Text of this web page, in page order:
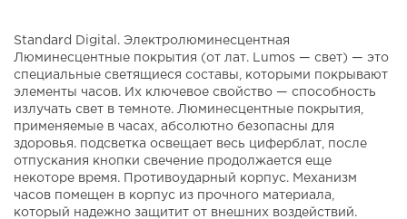
Standard Digital. Электролюминесцентная
Люминесцентные покрытия (от лат. Lumos — свет) — это
специальные светящиеся составы, которыми покрывают
элементы часов. Их ключевое свойство — способность
излучать свет в темноте. Люминесцентные покрытия,
применяемые в часах, абсолютно безопасны для
здоровья. подсветка освещает весь циферблат, после
отпускания кнопки свечение продолжается еще
некоторе время. Противоударный корпус. Механизм
часов помещен в корпус из прочного материала,
который надежно защитит от внешних воздействий.